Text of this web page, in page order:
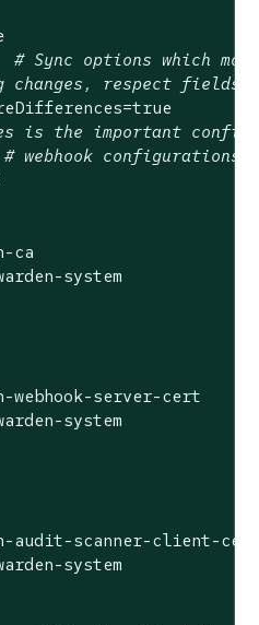
# Sync options which
changes, respect
is the important
webhook configurations
ca
system
webhook-server-cert
system
audit-scanner-client-cert
system